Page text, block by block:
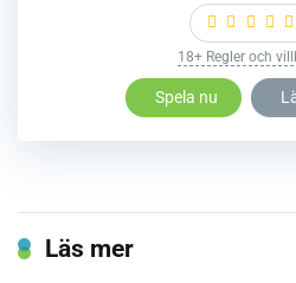
18+ Regler och
Spela nu
Läs mer